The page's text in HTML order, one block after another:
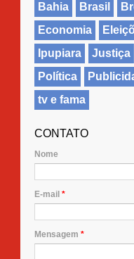
Bahia
Brasil
Economia
Ipupiara
Justiça
Política
tv e fama
CONTATO
Nome
E-mail *
Mensagem *